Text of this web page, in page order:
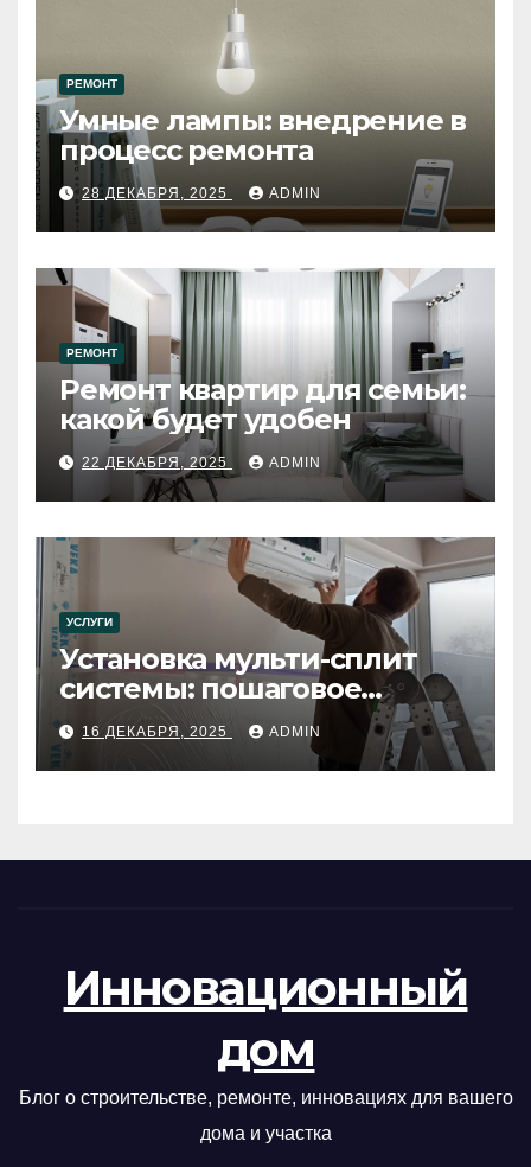
РЕМОНТ
Умные лампы: внедрение в
процесс ремонта
28 ДЕКАБРЯ, 2025 ADMIN
РЕМОНТ
Ремонт квартир для семьи:
какой будет удобен
22 ДЕКАБРЯ, 2025 ADMIN
УСЛУГИ
Установка мульти-сплит
системы: пошаговое
руководство
16 ДЕКАБРЯ, 2025 ADMIN
Инновационный
дом
Блог о строительстве, ремонте, инновациях для вашего
дома и участка